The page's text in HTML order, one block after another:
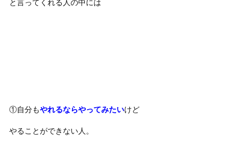
と言ってくれる人の中には
①自分もやれるならやってみたいけど
やることができない人。